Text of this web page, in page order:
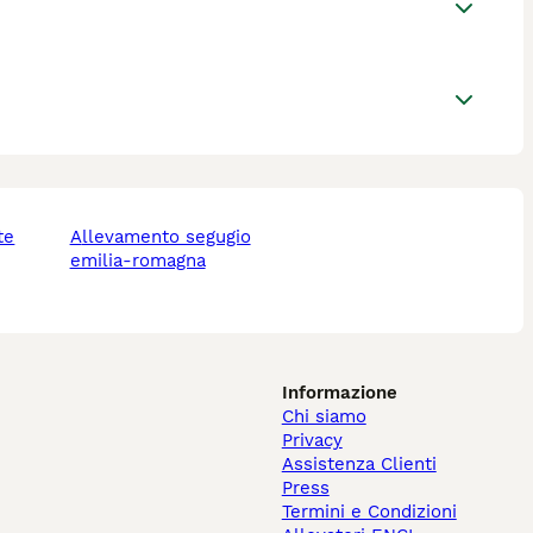
allevamento segugio
emilia-romagna
Informazione
Chi siamo
Privacy
Assistenza Clienti
Press
Termini e Condizioni